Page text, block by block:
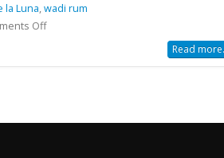
la Luna,wadi rum
Off
Read